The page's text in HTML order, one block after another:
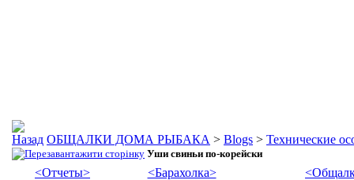
ОБЩАЛКИ ДОМА РЫБАКА > Blogs > Технические
Уши свиньи по-корейски
<Отчеты> <Барахолка>